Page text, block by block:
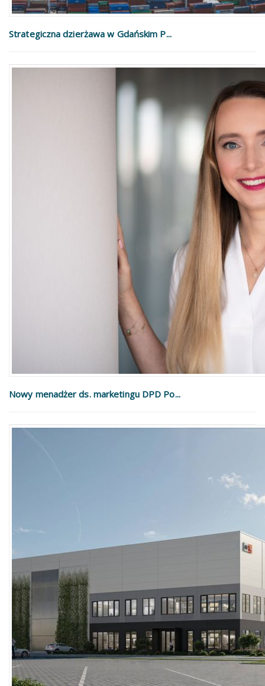
Strategiczna dzierżawa w Gdańskim P...
Nowy menadżer ds. marketingu DPD Po...